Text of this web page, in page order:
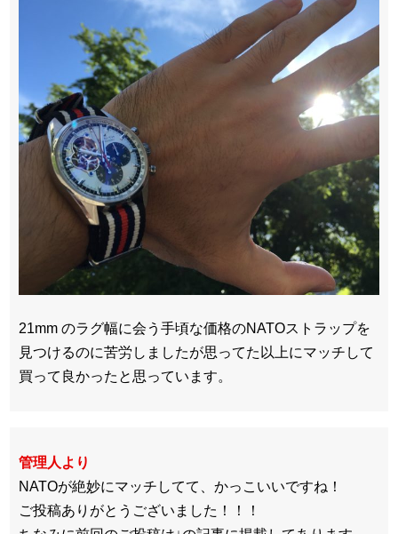
21mm のラグ幅に会う手頃な価格のNATOストラップを
見つけるのに苦労しましたが思ってた以上にマッチして
買って良かったと思っています。
管理人より
NATOが絶妙にマッチしてて、かっこいいですね！
ご投稿ありがとうございました！！！